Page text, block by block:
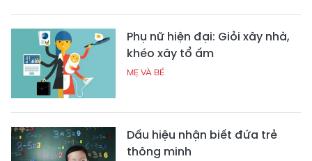
Phụ nữ hiện đại: Giỏi xây nhà,
khéo xây tổ ấm
MẸ VÀ BÉ
Dấu hiệu nhận biết đứa trẻ
thông minh